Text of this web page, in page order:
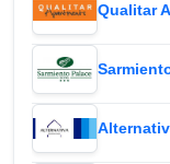
Qualitar